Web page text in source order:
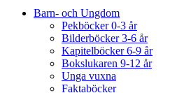
Barn- och Ungdom
Pekböcker 0-3 år
Bilderböcker 3-6 år
Kapitelböcker 6-9 år
Bokslukaren 9-12 år
Unga vuxna
Faktaböcker